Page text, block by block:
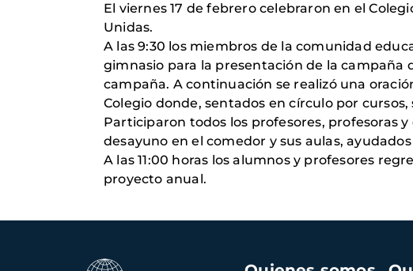
El viernes 17 de febrero celebraron en el
Unidas.
A las 9:30 los miembros de la comunidad
gimnasio para la presentación de la campaña
campaña. A continuación se realizó una
Colegio donde, sentados en círculo por
Participaron todos los profesores, profesoras
desayuno en el comedor y sus aulas,
A las 11:00 horas los alumnos y profesores
proyecto anual.
Navegación